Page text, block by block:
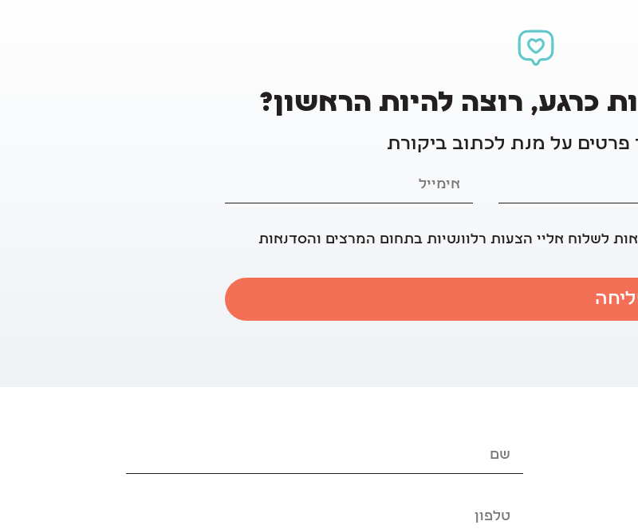
כרגע, רוצה להיות הראשון?
על מנת לכתוב ביקורת
לשלוח אליי הצעות רלוונטיות בתחום המרצים והסדנאות